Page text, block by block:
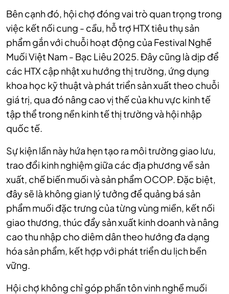
Bên cạnh đó, hội chợ đóng vai trò quan trọng trong
việc kết nối cung - cầu, hỗ trợ HTX tiêu thụ sản
phẩm gắn với chuỗi hoạt động của Festival Nghề
Muối Việt Nam - Bạc Liêu 2025. Đây cũng là dịp để
các HTX cập nhật xu hướng thị trường, ứng dụng
khoa học kỹ thuật và phát triển sản xuất theo chuỗi
giá trị, qua đó nâng cao vị thế của khu vực kinh tế
tập thể trong nền kinh tế thị trường và hội nhập
quốc tế.
Sự kiện lần này hứa hẹn tạo ra môi trường giao lưu,
trao đổi kinh nghiệm giữa các địa phương về sản
xuất, chế biến muối và sản phẩm OCOP. Đặc biệt,
đây sẽ là không gian lý tưởng để quảng bá sản
phẩm muối đặc trưng của từng vùng miền, kết nối
giao thương, thúc đẩy sản xuất kinh doanh và nâng
cao thu nhập cho diêm dân theo hướng đa dạng
hóa sản phẩm, kết hợp với phát triển du lịch bền
vững.
Hội chợ không chỉ góp phần tôn vinh nghề muối